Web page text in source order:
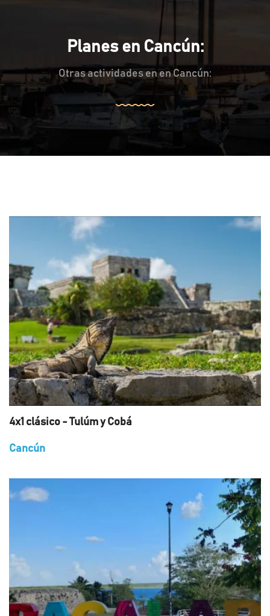
Planes en Cancún:
Otras actividades en en Cancún:
4x1 clásico - Tulúm y Cobá
Cancún